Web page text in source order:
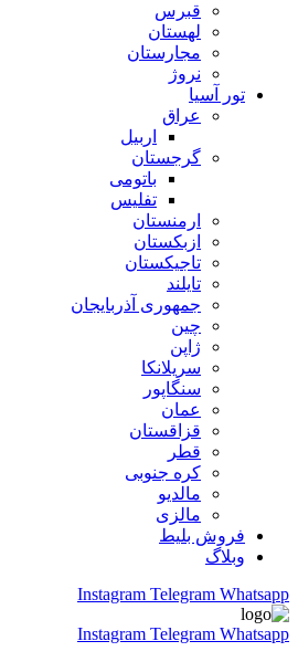
قبرس
لهستان
مجارستان
نروژ
تور آسیا
عراق
اربیل
گرجستان
باتومی
تفلیس
ارمنستان
ازبکستان
تاجیکستان
تایلند
جمهوری آذربایجان
چین
ژاپن
سریلانکا
سنگاپور
عمان
قزاقستان
قطر
کره جنوبی
مالدیو
مالزی
فروش بلیط
وبلاگ
Instagram Telegram Whatsapp
Instagram Telegram Whatsapp